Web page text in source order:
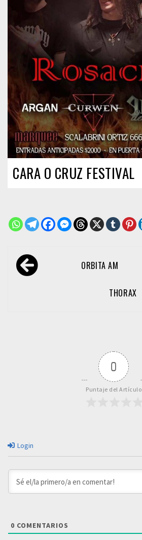
CARA O CRUZ FESTIVAL
Navegación
de ORBITA AM
THORAX
0
Puntaje del Artículo
Login
0 COMENTARIOS